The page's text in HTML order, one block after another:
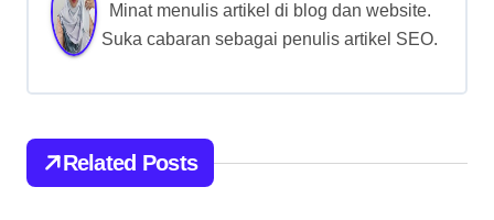
Minat menulis artikel di blog dan website.
Suka cabaran sebagai penulis artikel SEO.
Related Posts